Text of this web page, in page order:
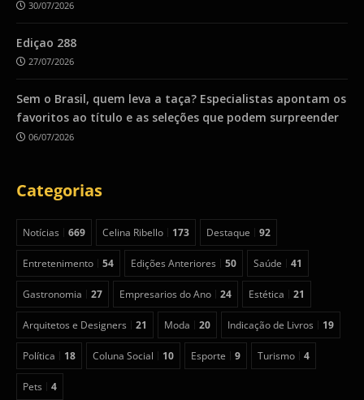
30/07/2026
Ediçao 288
27/07/2026
Sem o Brasil, quem leva a taça? Especialistas apontam os
favoritos ao título e as seleções que podem surpreender
06/07/2026
Categorias
Notícias 669 Celina Ribello 173 Destaque 92
Entretenimento 54 Edições Anteriores 50 Saúde 41
Gastronomia 27 Empresarios do Ano 24 Estética 21
Arquitetos e Designers 21 Moda 20 Indicação de Livros 19
Política 18 Coluna Social 10 Esporte 9 Turismo 4
Pets 4